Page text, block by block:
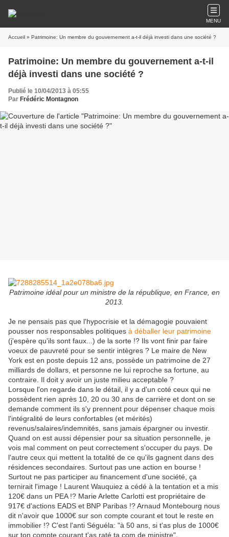
MENU
Accueil » Patrimoine: Un membre du gouvernement a-t-il déjà investi dans une société ?
Patrimoine: Un membre du gouvernement a-t-il
déjà investi dans une société ?
Publié le 10/04/2013 à 05:55
Par Frédéric Montagnon
Patrimoine idéal pour un ministre de la république, en France, en
2013.
Je ne pensais pas que l'hypocrisie et la démagogie pouvaient
pousser nos responsables politiques à déballer leur patrimoine
(j'espère qu'ils sont faux...) de la sorte !? Ils vont finir par faire
voeux de pauvreté pour se sentir intègres ? Le maire de New
York est en poste depuis 12 ans, possède un patrimoine de 27
milliards de dollars, et personne ne lui reproche sa fortune, au
contraire. Il doit y avoir un juste milieu acceptable ?
Lorsque l'on regarde dans le détail, il y a d'un coté ceux qui ne
possèdent rien après 10, 20 ou 30 ans de carrière et dont on se
demande comment ils s'y prennent pour dépenser chaque mois
l'intégralité de leurs confortables (et mérités)
revenus/salaires/indemnités, sans jamais épargner ou investir.
Quand on est aussi dépensier pour sa situation personnelle, je
vois mal comment on peut correctement s'occuper du pays. De
l'autre ceux qui mettent la totalité de ce qu'ils gagnent dans des
résidences secondaires. Surtout pas une action en bourse !
Surtout ne pas participer au financement d'une société, ça
ternirait l'image ! Laurent Wauquiez a cédé à la tentation et a mis
120€ dans un PEA !? Marie Arlette Carlotti est propriétaire de
917€ d'actions EADS et BNP Paribas !? Arnaud Montebourg nous
dit n'avoir que 1000€ sur son compte courant et tout le reste en
immobilier !? C'est l'anti Séguéla: "à 50 ans, si t'as plus de 1000€
sur ton compte courant t'as raté ta com de ministre".